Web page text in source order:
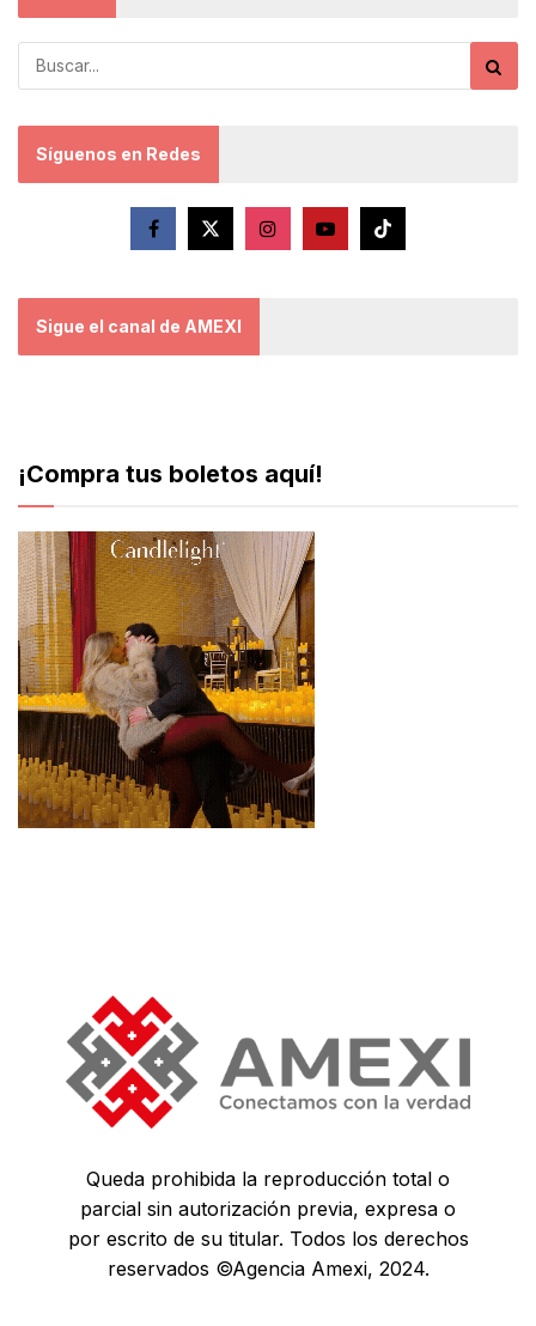
Síguenos en Redes
Sigue el canal de AMEXI
¡Compra tus boletos aquí!
Queda prohibida la reproducción total o
parcial sin autorización previa, expresa o
por escrito de su titular. Todos los derechos
reservados ©Agencia Amexi, 2024.